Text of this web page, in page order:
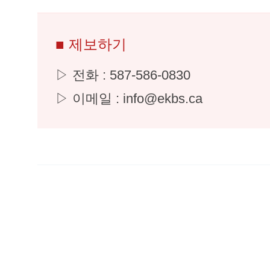
■ 제보하기
▷ 전화 : 587-586-0830
▷ 이메일 : info@ekbs.ca